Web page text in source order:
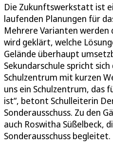
Die Zukunftswerkstatt ist
laufenden Planungen für
Mehrere Varianten
wird geklärt, welche
Gelände überhaupt
Sekundarschule spricht
Schulzentrum mit kurzen
uns ein Schulzentrum, das
ist“, betont Schulleiterin
Sonderausschuss. Zu den
auch Roswitha Süßelbeck,
Sonderausschuss begleitet.